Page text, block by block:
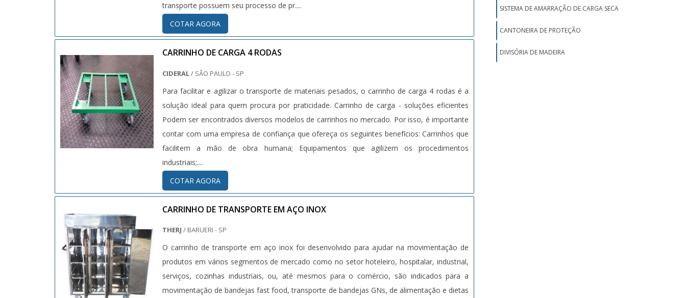
transporte possuem seu processo de pr....
COTAR AGORA
CARRINHO DE CARGA 4 RODAS
CIDERAL/ SÃO PAULO - SP
Para facilitar e agilizar o transporte de materiais pesados, o carrinho de carga 4 rodas é a
solução ideal para quem procura por praticidade. Carrinho de carga - soluções eficientes
Podem ser encontrados diversos modelos de carrinhos no mercado. Por isso, é importante
contar com uma empresa de confiança que ofereça os seguintes benefícios: Carrinhos que
facilitem a mão de obra humana; Equipamentos que agilizem os procedimentos
industriais;....
COTAR AGORA
CARRINHO DE TRANSPORTE EM AÇO INOX
THERJ / BARUERI - SP
O carrinho de transporte em aço inox foi desenvolvido para ajudar na movimentação de
produtos em vários segmentos de mercado como no setor hoteleiro, hospitalar, industrial,
serviços, cozinhas industriais, ou, até mesmos para o comércio, são indicados para a
movimentação de bandejas fast food, transporte de bandejas GNs, de alimentação e dietas
SISTEMA DE AMARRAÇÃO DE CARGA SECA
CANTONEIRA DE PROTEÇÃO
DIVISÓRIA DE MADEIRA